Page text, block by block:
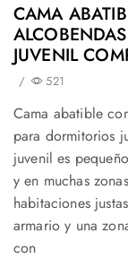
CAMA
JUVENIL
/ 521
Cama abatible
para dormitorios
juvenil es
y en muchas
habitaciones
armario y una
con